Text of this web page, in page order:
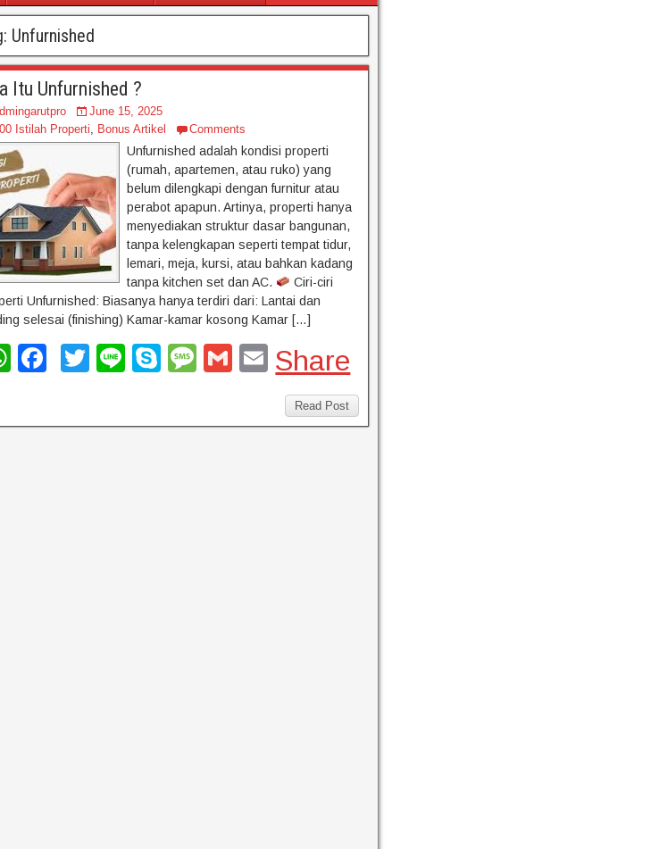
Unfurnished
Itu Unfurnished ?
June 15, 2025
Istilah Properti, Bonus Artikel Comments
Unfurnished adalah kondisi properti
(rumah, apartemen, atau ruko) yang
belum dilengkapi dengan furnitur atau
perabot apapun. Artinya, properti hanya
menyediakan struktur dasar bangunan,
tanpa kelengkapan seperti tempat tidur,
lemari, meja, kursi, atau bahkan kadang
tanpa kitchen set dan AC.
Ciri-ciri
Unfurnished: Biasanya hanya terdiri dari: Lantai dan
selesai (finishing) Kamar-kamar kosong Kamar […]
W
F
T
Li
S
M
G
E
m
ail
Share
Read Post